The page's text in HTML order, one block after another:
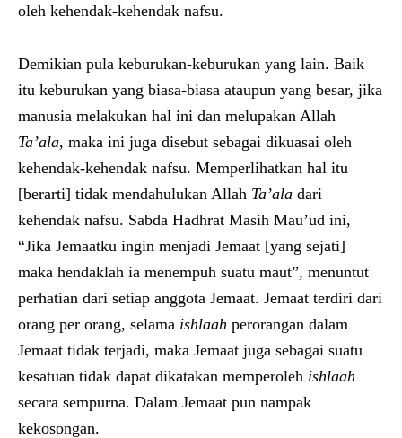
oleh kehendak-kehendak nafsu.
Demikian pula keburukan-keburukan yang lain. Baik
itu keburukan yang biasa-biasa ataupun yang besar, jika
manusia melakukan hal ini dan melupakan Allah
Ta’ala, maka ini juga disebut sebagai dikuasai oleh
kehendak-kehendak nafsu. Memperlihatkan hal itu
[berarti] tidak mendahulukan Allah Ta’ala dari
kehendak nafsu. Sabda Hadhrat Masih Mau’ud ini,
“Jika Jemaatku ingin menjadi Jemaat [yang sejati]
maka hendaklah ia menempuh suatu maut”, menuntut
perhatian dari setiap anggota Jemaat. Jemaat terdiri dari
orang per orang, selama ishlaah perorangan dalam
Jemaat tidak terjadi, maka Jemaat juga sebagai suatu
kesatuan tidak dapat dikatakan memperoleh ishlaah
secara sempurna. Dalam Jemaat pun nampak
kekosongan.